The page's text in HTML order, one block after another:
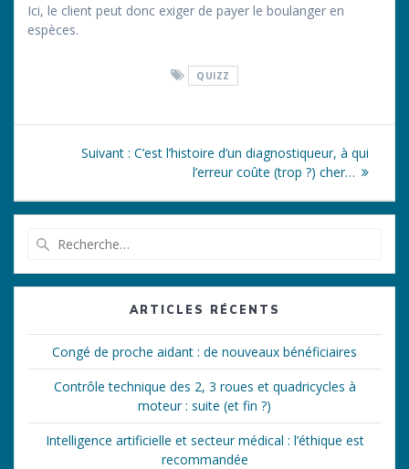
Ici, le client peut donc exiger de payer le boulanger en
espèces.
QUIZZ
Navigation
l’article
Suivant : Article
C’est l’histoire d’un diagnostiqueur, à qui
l’erreur coûte (trop ?) cher…
:
ARTICLES RÉCENTS
Congé de proche aidant : de nouveaux bénéficiaires
Contrôle technique des 2, 3 roues et quadricycles à
moteur : suite (et fin ?)
Intelligence artificielle et secteur médical : l’éthique est
recommandée